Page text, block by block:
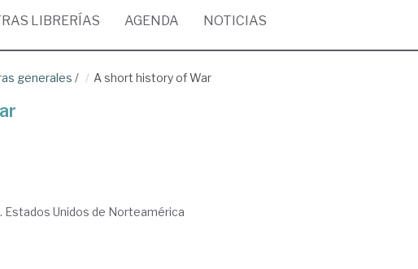
LIBRERÍAS AGENDA NOTICIAS
generales / A short history of War
Estados Unidos de Norteamérica